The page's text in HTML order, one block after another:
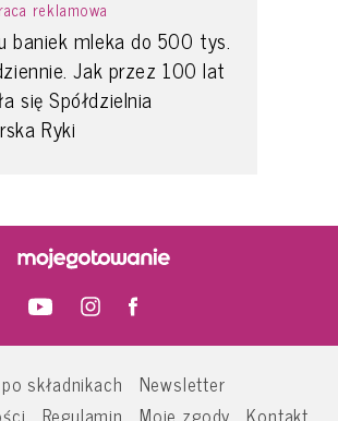
reklamowa
baniek mleka do 500 tys.
Jak przez 100 lat
się Spółdzielnia
Ryki
składnikach
Newsletter